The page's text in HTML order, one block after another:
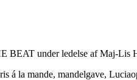
BEAT under ledelse af Maj-Lis
á la mande, mandelgave,